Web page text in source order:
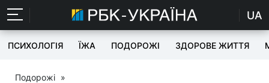
UA
ПСИХОЛОГІЯ ЇЖА ПОДОРОЖІ ЗДОРОВЕ ЖИТТЯ
Подорожі »